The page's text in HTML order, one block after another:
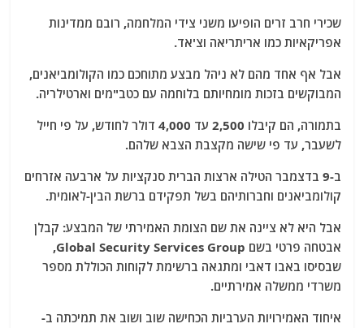
שכירי חרב זרים הופיעו משני צידי המלחמה, רובם ממדינות
אפריקאיות כמו אריתריאה וצ'אד.
אבל אף אחד מהם לא ניהל מבצע מתוחכם כמו הקולומביאנים,
המבוקשים בזכות מומחיותם בלוחמה עם כטב"מים וארטילריה.
בתמורה, הם קיבלו 2,500 עד 4,000 דולר לחודש, על פי חייל
לשעבר, עד פי שישה מקצבת הצבא שלהם.
ב-9 בדצמבר הטילה ארצות הברית סנקציות על ארבעה אזרחים
קולומביאנים וחברותיהם בשל תפקידם ברשת הבין-לאומית.
אבל היא לא ציינה את שם הצומת האמירתי של המבצע: קבלן
אבטחה פרטי בשם Global Security Services Group,
שבסיסו באבו דאבי ומתגאה ברשימת לקוחות הכוללת מספר
משרדי ממשלה אמירתיים.
איחוד האמירויות הערביות הכחישה שוב ושוב את תמיכתה ב-